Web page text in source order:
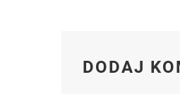
DODAJ